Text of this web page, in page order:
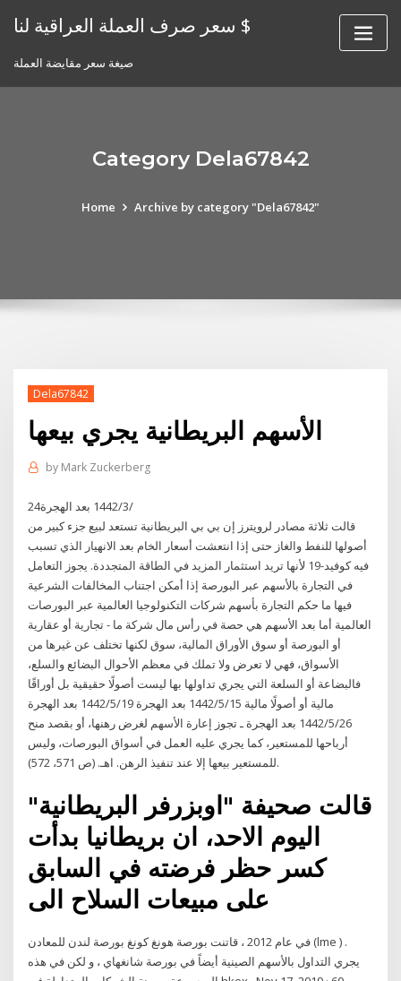
سعر صرف العملة العراقية لنا $
صيغة سعر مقايضة العملة
Category Dela67842
Home Archive by category "Dela67842"
Dela67842
الأسهم البريطانية يجري بيعها
by Mark Zuckerberg
24‏‏/3‏‏/1442 بعد الهجرة
قالت ثلاثة مصادر لرويترز إن بي بي البريطانية تستعد لبيع جزء كبير من
أصولها للنفط والغاز حتى إذا انتعشت أسعار الخام بعد الانهيار الذي تسبب
فيه كوفيد-19 لأنها تريد استثمار المزيد في الطاقة المتجددة. يجوز التعامل
في التجارة بالأسهم عبر البورصة إذا أمكن اجتناب المخالفات الشرعية
فيها ما حكم التجارة بأسهم شركات التكنولوجيا العالمية عبر البورصات
العالمية أما بعد الأسهم هي حصة في رأس مال شركة ما - تجارية أو عقارية
أو البورصة أو سوق الأوراق المالية، سوق لكنها تختلف عن غيرها من
الأسواق، فهي لا تعرض ولا تملك في معظم الأحوال البضائع والسلع،
فالبضاعة أو السلعة التي يجري تداولها بها ليست أصولًا حقيقية بل أوراقًا
مالية أو أصولًا مالية 15‏‏/5‏‏/1442 بعد الهجرة 19‏‏/5‏‏/1442 بعد الهجرة
26‏‏/5‏‏/1442 بعد الهجرة ـ تجوز إعارة الأسهم لغرض رهنها، أو بقصد منح
أرباحها للمستعير، كما يجري عليه العمل في أسواق البورصات، وليس
للمستعير بيعها إلا عند تنفيذ الرهن. اهـ. (ص 571، 572).
قالت صحيفة "اوبزرفر البريطانية"
اليوم الاحد، ان بريطانيا بدأت
كسر حظر فرضته في السابق
على مبيعات السلاح الى
في عام 2012 ، قاتنت بورصة هونغ كونغ بورصة لندن للمعادن (lme ) .
يجري التداول بالأسهم الصينية أيضاً في بورصة شانغهاي ، و لكن في هذه